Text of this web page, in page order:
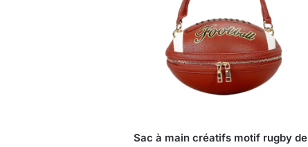
Sac à main créatifs motif rugby de